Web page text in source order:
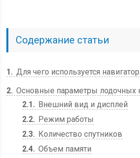
Содержание статьи
1
Для чего используется
2 Основные параметры лодочных
2.1
Внешний вид и дисплей
2.2
Режим работы
2.3
Количество спутников
2.4 Объем памяти